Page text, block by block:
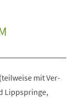
mit Ver-
Lippspringe,